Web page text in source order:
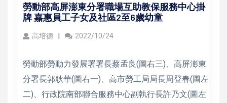
勞動部高屏澎東分署職場互助教保服務中心掛
牌 嘉惠員工子女及社區2至6歲幼童
高培德 2022/10/24
勞動部勞動力發展署署長蔡孟良(圖右三)、高屏澎東
分署長郭耿華(圖右一)、高市勞工局局長周登春(圖左
二)、行政院南部聯合服務中心副執行長許乃文(圖左